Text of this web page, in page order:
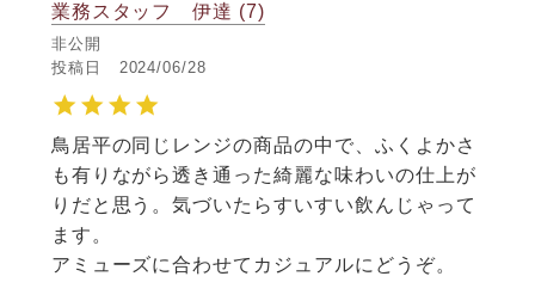
業務スタッフ 伊達 7
非公開
投稿日
2024/06/28
鳥居平の同じレンジの商品の中で、ふくよかさ
も有りながら透き通った綺麗な味わいの仕上が
りだと思う。気づいたらすいすい飲んじゃって
ます。
アミューズに合わせてカジュアルにどうぞ。